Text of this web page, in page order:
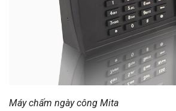
Máy chấm ngày công Mita